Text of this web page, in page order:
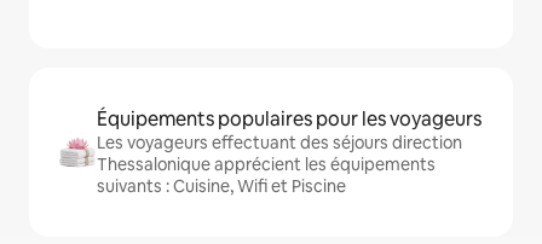
Équipements populaires pour les voyageurs
Les voyageurs effectuant des séjours direction
Thessalonique apprécient les équipements
suivants : Cuisine, Wifi et Piscine